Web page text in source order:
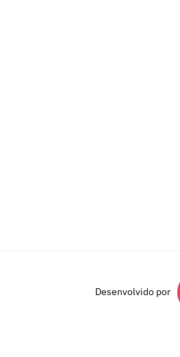
Desenvolvido por